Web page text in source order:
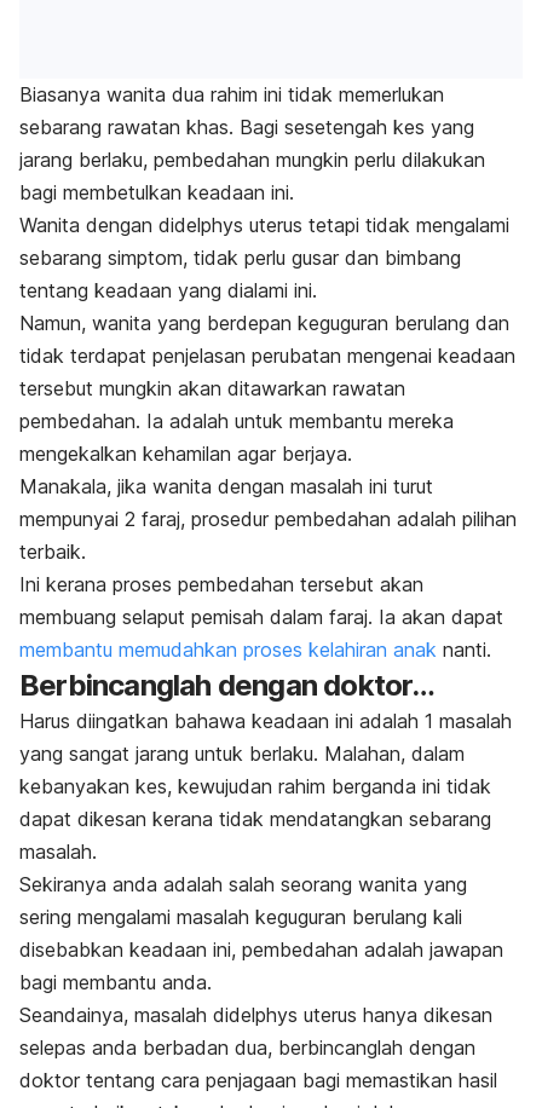
Biasanya wanita dua rahim ini tidak memerlukan
sebarang rawatan khas. Bagi sesetengah kes yang
jarang berlaku, pembedahan mungkin perlu dilakukan
bagi membetulkan keadaan ini.
Wanita dengan didelphys uterus tetapi tidak mengalami
sebarang simptom, tidak perlu gusar dan bimbang
tentang keadaan yang dialami ini.
Namun, wanita yang berdepan keguguran berulang dan
tidak terdapat penjelasan perubatan mengenai keadaan
tersebut mungkin akan ditawarkan rawatan
pembedahan. Ia adalah untuk membantu mereka
mengekalkan kehamilan agar berjaya.
Manakala, jika wanita dengan masalah ini turut
mempunyai 2 faraj, prosedur pembedahan adalah pilihan
terbaik.
Ini kerana proses pembedahan tersebut akan
membuang selaput pemisah dalam faraj. Ia akan dapat
membantu memudahkan proses kelahiran anak nanti.
Berbincanglah dengan doktor…
Harus diingatkan bahawa keadaan ini adalah 1 masalah
yang sangat jarang untuk berlaku. Malahan, dalam
kebanyakan kes, kewujudan rahim berganda ini tidak
dapat dikesan kerana tidak mendatangkan sebarang
masalah.
Sekiranya anda adalah salah seorang wanita yang
sering mengalami masalah keguguran berulang kali
disebabkan keadaan ini, pembedahan adalah jawapan
bagi membantu anda.
Seandainya, masalah didelphys uterus hanya dikesan
selepas anda berbadan dua, berbincanglah dengan
doktor tentang cara penjagaan bagi memastikan hasil